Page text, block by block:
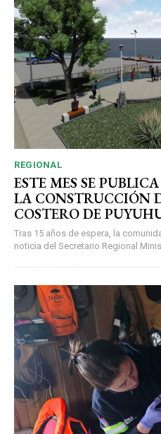
REGIONAL
ESTE MES SE
LA CONSTRUCCIÓN
COSTERO DE
Tras 15 años de espera, la
noticia del Secretario Regional